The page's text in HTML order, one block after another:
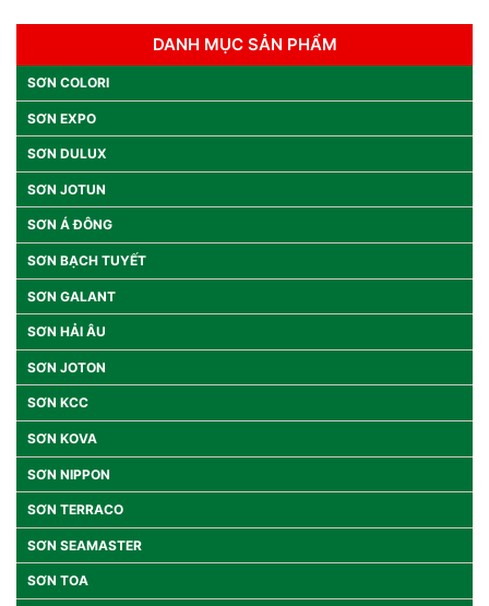
DANH MỤC SẢN PHẨM
SƠN COLORI
SƠN EXPO
SƠN DULUX
SƠN JOTUN
SƠN Á ĐÔNG
SƠN BẠCH TUYẾT
SƠN GALANT
SƠN HẢI ÂU
SƠN JOTON
SƠN KCC
SƠN KOVA
SƠN NIPPON
SƠN TERRACO
SƠN SEAMASTER
SƠN TOA